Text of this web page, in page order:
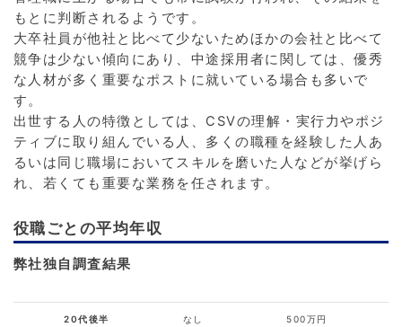
もとに判断されるようです。
大卒社員が他社と比べて少ないためほかの会社と比べて
競争は少ない傾向にあり、中途採用者に関しては、優秀
な人材が多く重要なポストに就いている場合も多いで
す。
出世する人の特徴としては、CSVの理解・実行力やポジ
ティブに取り組んでいる人、多くの職種を経験した人あ
るいは同じ職場においてスキルを磨いた人などが挙げら
れ、若くても重要な業務を任されます。
役職ごとの平均年収
弊社独自調査結果
20代後半 なし 500万円